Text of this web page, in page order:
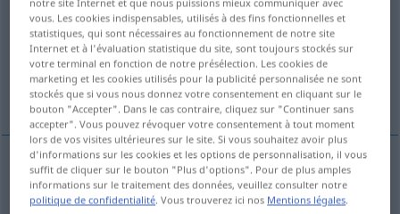
Vue d'ensemble de toutes les traductions
(Pour plus d'informations, cliquez sur/touchez la traduction)
hebbelijkheid
hebbelijkheid Unart
vous. Les cookies indispensables, utilisés à des fins fonctionnelles et
statistiques, qui sont nécessaires au fonctionnement de notre site
Internet et à l'évaluation statistique du site, sont toujours stockés sur
votre terminal en fonction de notre présélection. Les cookies de
marketing et les cookies utilisés pour la publicité personnalisée ne sont
stockés que si vous nous donnez votre consentement en cliquant sur le
bouton "Accepter". Dans le cas contraire, cliquez sur "Continuer sans
accepter". Vous pouvez révoquer votre consentement à tout moment
lors de vos visites ultérieures sur le site. Si vous souhaitez avoir plus
d'informations sur les cookies et les options de personnalisation, il vous
suffit de cliquer sur le bouton "Plus d'options". Pour de plus amples
informations sur le traitement des données, veuillez consulter notre
politique de confidentialité . Vous trouverez ici nos Mentions légales